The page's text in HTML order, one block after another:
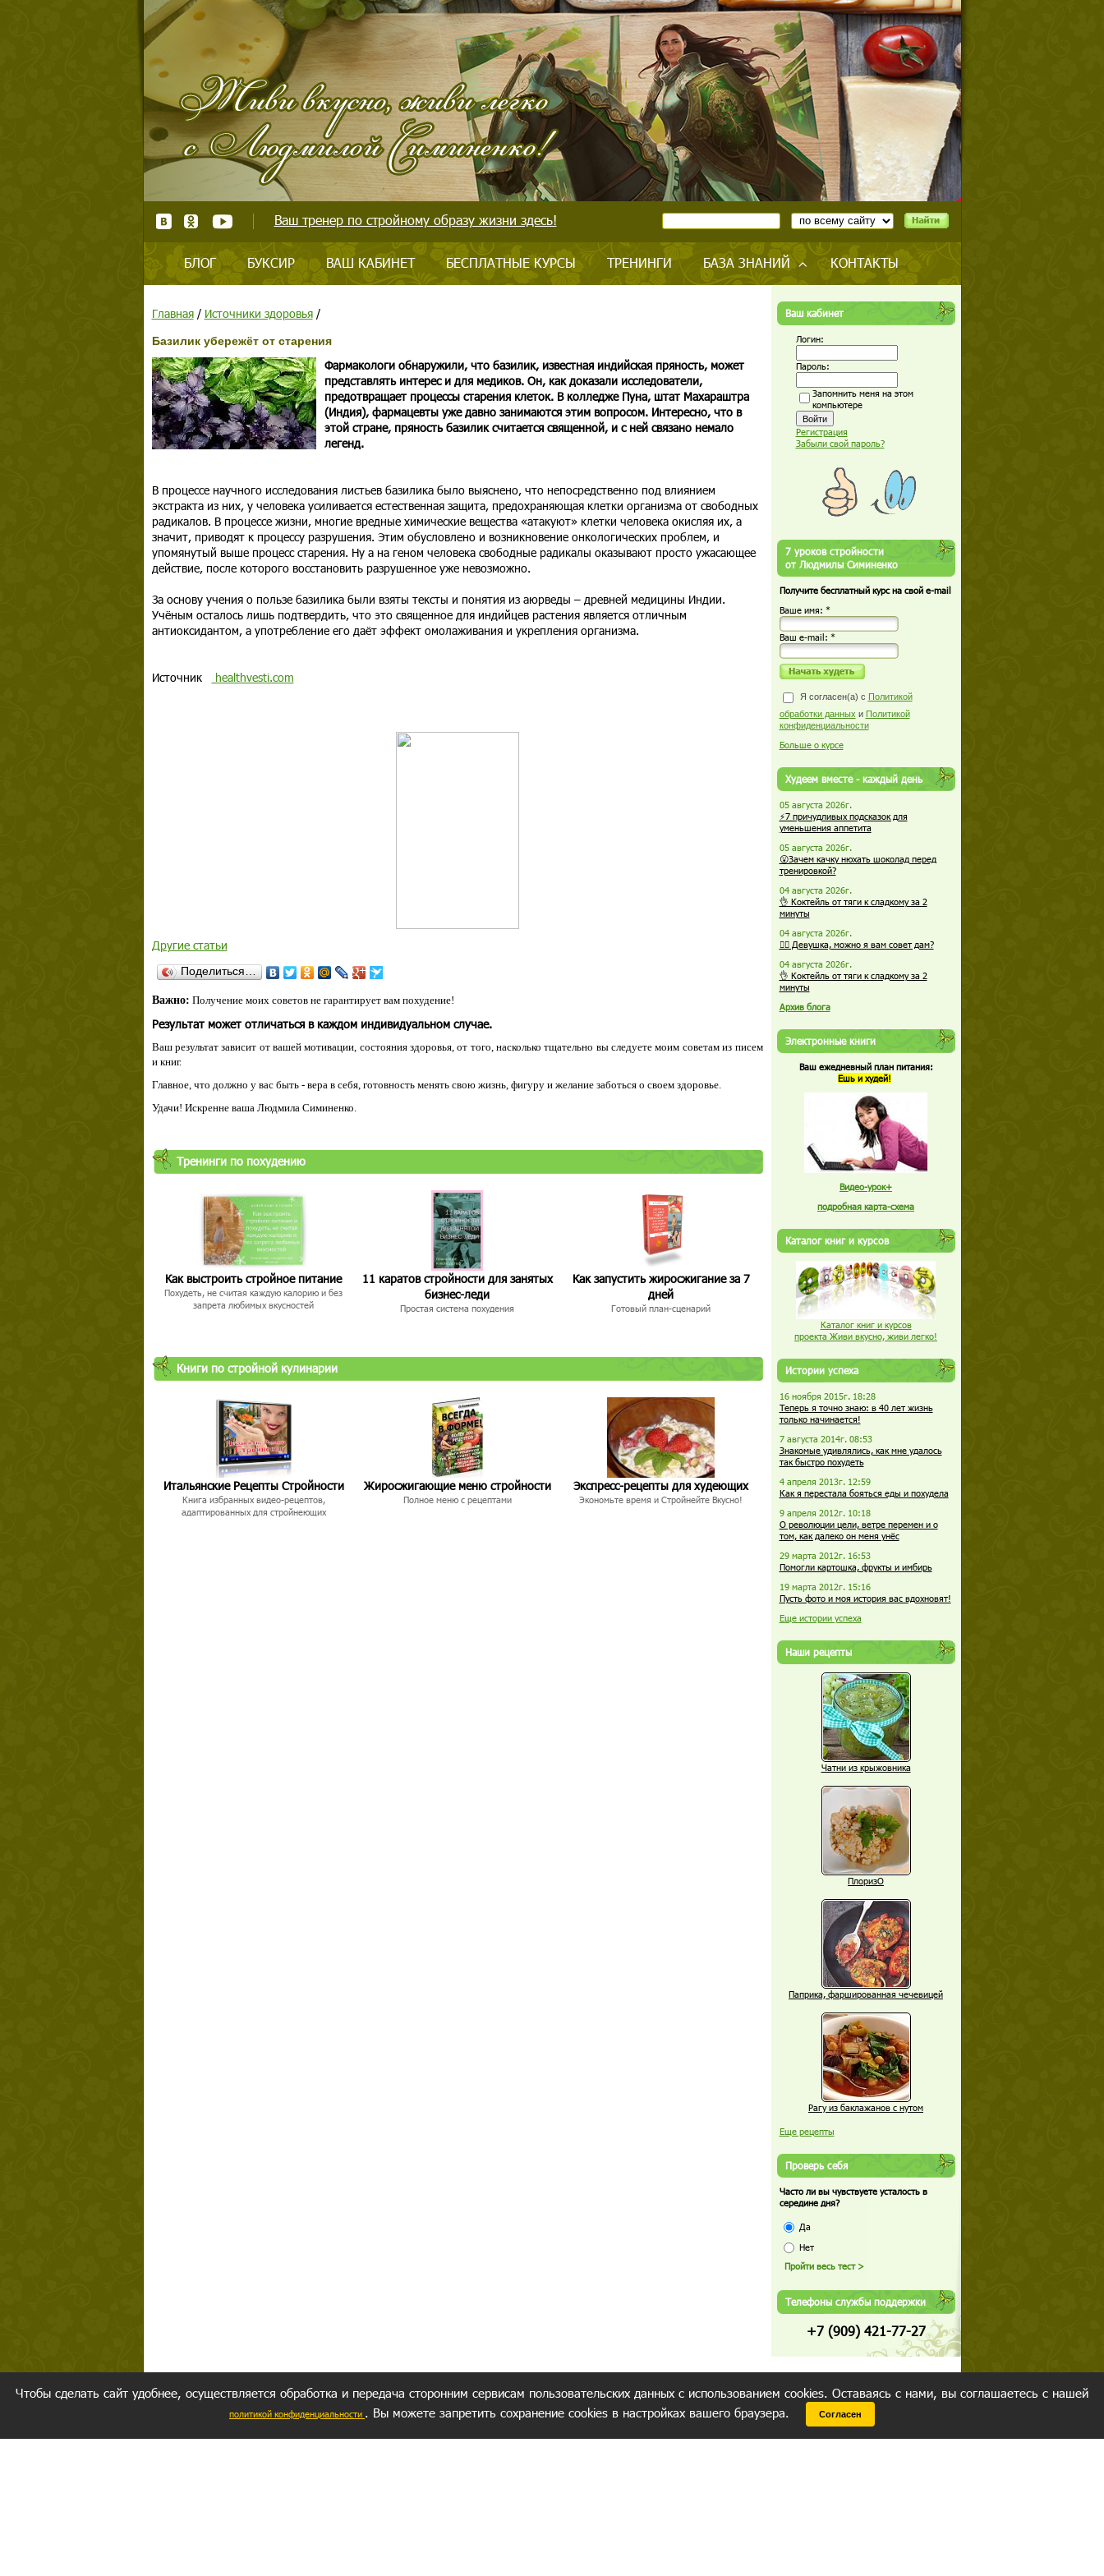
Ваш тренер по стройному образу жизни здесь!
БЛОГ БУКСИР ВАШ КАБИНЕТ БЕСПЛАТНЫЕ КУРСЫ ТРЕНИНГИ БАЗА ЗНАНИЙ КОНТАКТЫ
Главная/ Источники здоровья/
Базилик убережёт от старения
Фармакологи обнаружили, что базилик, известная индийская пряность, может
представлять интерес и для медиков. Он, как доказали исследователи,
предотвращает процессы старения клеток. В колледже Пуна, штат Махараштра
(Индия), фармацевты уже давно занимаются этим вопросом. Интересно, что в
этой стране, пряность базилик считается священной, и с ней связано немало
легенд.
В процессе научного исследования листьев базилика было выяснено, что непосредственно под влиянием
экстракта из них, у человека усиливается естественная защита, предохраняющая клетки организма от свободных
радикалов. В процессе жизни, многие вредные химические вещества «атакуют» клетки человека окисляя их, а
значит, приводят к процессу разрушения. Этим обусловлено и возникновение онкологических проблем, и
упомянутый выше процесс старения. Ну а на геном человека свободные радикалы оказывают просто ужасающее
действие, после которого восстановить разрушенное уже невозможно.
За основу учения о пользе базилика были взяты тексты и понятия из аюрведы – древней медицины Индии.
Учёным осталось лишь подтвердить, что это священное для индийцев растения является отличным
антиоксидантом, а употребление его даёт эффект омолаживания и укрепления организма.
Источник healthvesti.com
Другие статьи
Поделиться…
Важно: Получение моих советов не гарантирует вам похудение!
Результат может отличаться в каждом индивидуальном случае.
Ваш результат зависит от вашей мотивации, состояния здоровья, от того, насколько тщательно вы следуете моим советам из писем
и книг.
Главное, что должно у вас быть - вера в себя, готовность менять свою жизнь, фигуру и желание заботься о своем здоровье.
Удачи! Искренне ваша Людмила Симиненко.
Тренинги по похудению
Как выстроить стройное питание
Похудеть, не считая каждую калорию и без
запрета любимых вкусностей
11 каратов стройности для занятых
бизнес-леди
Простая система похудения
Как запустить жиросжигание за 7
дней
Готовый план-сценарий
Книги по стройной кулинарии
Итальянские Рецепты Стройности
Книга избранных видео-рецептов,
адаптированных для стройнеющих
Жиросжигающие меню стройности
Полное меню с рецептами
Экспресс-рецепты для худеющих
Экономьте время и Стройнейте Вкусно!
Ваш кабинет
Логин:
Пароль:
Запомнить меня на этом
компьютере
Регистрация
Забыли свой пароль?
7 уроков стройности
от Людмилы Симиненко
Получите бесплатный курс на свой e-mail
Ваше имя: *
Ваш е-mail: *
Я согласен(а) с Политикой
обработки данных и Политикой
конфиденциальности
Больше о курсе
Худеем вместе - каждый день
05 августа 2026г.
⚡7 причудливых подсказок для
уменьшения аппетита
05 августа 2026г.
😮Зачем качку нюхать шоколад перед
тренировкой?
04 августа 2026г.
👌 Коктейль от тяги к сладкому за 2
минуты
04 августа 2026г.
🏋️‍♀️ Девушка, можно я вам совет дам?
04 августа 2026г.
👌 Коктейль от тяги к сладкому за 2
минуты
Архив блога
Электронные книги
Ваш ежедневный план питания:
Ешь и худей!
Видео-урок+
подробная карта-схема
Каталог книг и курсов
Каталог книг и курсов
проекта Живи вкусно, живи легко!
Истории успеха
16 ноября 2015г. 18:28
Теперь я точно знаю: в 40 лет жизнь
только начинается!
7 августа 2014г. 08:53
Знакомые удивлялись, как мне удалось
так быстро похудеть
4 апреля 2013г. 12:59
Как я перестала бояться еды и похудела
9 апреля 2012г. 10:18
О революции цели, ветре перемен и о
том, как далеко он меня унёс
29 марта 2012г. 16:53
Помогли картошка, фрукты и имбирь
19 марта 2012г. 15:16
Пусть фото и моя история вас вдохновят!
Еще истории успеха
Наши рецепты
Чатни из крыжовника
ПлоризО
Паприка, фаршированная чечевицей
Рагу из баклажанов с нутом
Еще рецепты
Проверь себя
Часто ли вы чувствуете усталость в
середине дня?
Да
Нет
Телефоны службы поддержки
+7 (909) 421-77-27
Чтобы сделать сайт удобнее, осуществляется обработка и передача сторонним сервисам пользовательских данных с использованием cookies. Оставаясь с нами, вы соглашаетесь с нашей
политикой конфиденциальности . Вы можете запретить сохранение cookies в настройках вашего браузера. Согласен